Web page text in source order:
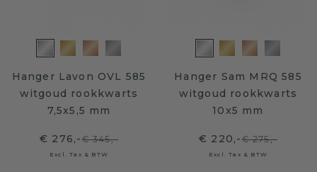
Hanger Lavon OVL 585
witgoud rookkwarts
7,5x5,5 mm
€ 276,-€ 345,-
Excl. Tax & BTW
Hanger Sam MRQ 585
witgoud rookkwarts
10x5 mm
€ 220,-€ 275,-
Excl. Tax & BTW